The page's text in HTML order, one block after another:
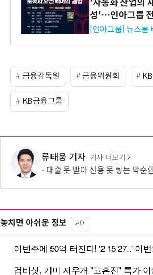
'자동화 산업의
성'…인아그룹
시 세미나 페어
[인아그룹] 뉴스룸
금융감독원 금융위원회
KB금융그룹
류태웅 기자 기사 더보기
대출 못 받아 신용 못 쌓는 악순환…서민 신용평가
놓치면 아쉬운 정보 AD